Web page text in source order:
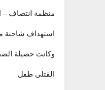
منظمة انتصاف –
استهداف شاحنة
وكانت حصيلة الضحايا
القتلى طفل